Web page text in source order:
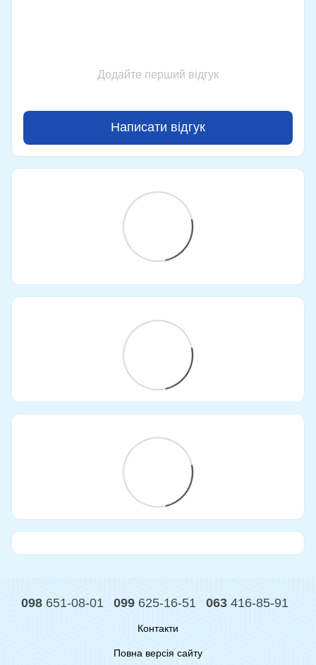
Додайте перший відгук
Написати відгук
098 651-08-01 099 625-16-51 063 416-85-91
Контакти
Повна версія сайту